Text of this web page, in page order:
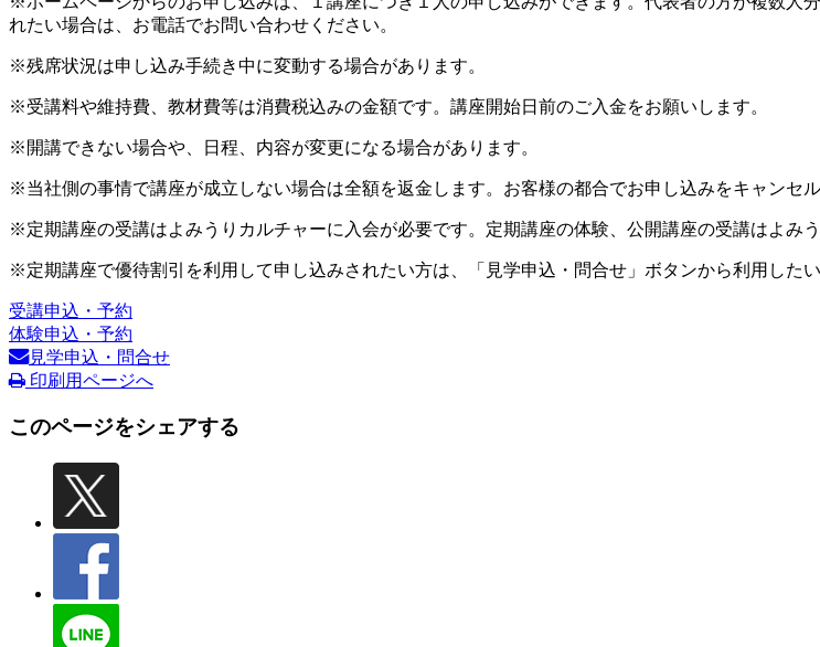
れたい場合は、お電話でお問い合わせください。
※残席状況は申し込み手続き中に変動する場合があります。
※受講料や維持費、教材費等は消費税込みの金額です。講座開始日前のご入金をお願いします。
※開講できない場合や、日程、内容が変更になる場合があります。
※当社側の事情で講座が成立しない場合は全額を返金します。お客様の都合でお申し込みをキャンセ
※定期講座の受講はよみうりカルチャーに入会が必要です。定期講座の体験、公開講座の受講はよみ
※定期講座で優待割引を利用して申し込みされたい方は、「見学申込・問合せ」ボタンから利用した
受講申込・予約
体験申込・予約
見学申込・問合せ
印刷用ページへ
このページをシェアする